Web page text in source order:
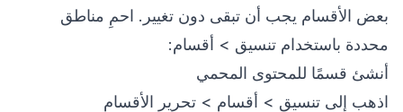
بعض الأقسام يجب أن تبقى دون تغيير. احمِ مناطق
محددة باستخدام تنسيق > أقسام:
أنشئ قسمًا للمحتوى المحمي
اذهب إلى تنسيق > أقسام > تحرير الأقسام